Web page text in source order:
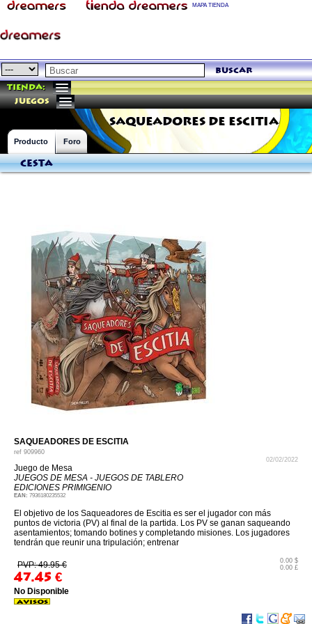
MAPA TIENDA
buscar
Tienda:
juegos
SAQUEADORES DE ESCITIA
Producto Foro
Cesta
SAQUEADORES DE ESCITIA
ref 909960
02/02/2022
Juego de Mesa
JUEGOS DE MESA - JUEGOS DE TABLERO
EDICIONES PRIMIGENIO
EAN: 7936180235532
El objetivo de los Saqueadores de Escitia es ser el jugador con más
puntos de victoria (PV) al final de la partida. Los PV se ganan saqueando
asentamientos; tomando botines y completando misiones. Los jugadores
tendrán que reunir una tripulación; entrenar
PVP: 49.95 €
47.45 €
0.00 $
0.00 £
No Disponible